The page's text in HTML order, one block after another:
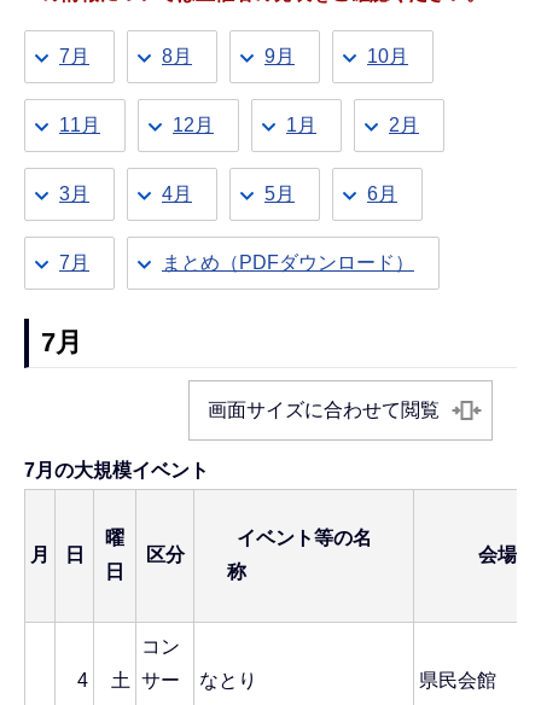
7月 8月 9月 10月
11月 12月 1月 2月
3月 4月 5月 6月
7月 まとめ（PDFダウンロード）
7月
画面サイズに合わせて閲覧
7月の大規模イベント
月 日
曜
日
区分
イベント等の名
称
会場
4 土
コン
サー
なとり 県民会館